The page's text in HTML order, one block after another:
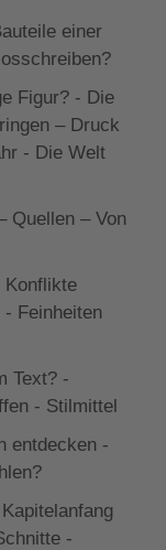
einer
Figur? - Die
– Druck
- Die Welt
Quellen – Von
Konflikte
- Feinheiten
Text? -
- Stilmittel
entdecken -
Kapitelanfang
-